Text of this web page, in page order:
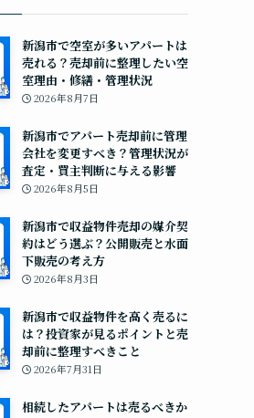
新潟市で空室が多いアパートは
売れる？売却前に整理したい空
室理由・修繕・管理状況
2026年8月7日
新潟市でアパート売却前に管理
会社を変更すべき？管理状況が
査定・買主判断に与える影響
2026年8月5日
新潟市で収益物件売却の媒介契
約はどう選ぶ？公開販売と水面
下販売の考え方
2026年8月3日
新潟市で収益物件を高く売るに
は？投資家が見るポイントと売
却前に整理すべきこと
2026年7月31日
相続したアパートは売るべきか